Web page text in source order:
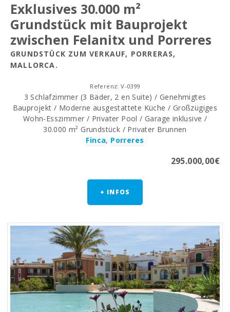
Exklusives 30.000 m²
Grundstück mit Bauprojekt
zwischen Felanitx und Porreres
GRUNDSTÜCK ZUM VERKAUF, PORRERAS,
MALLORCA.
Referenz: V-0399
3 Schlafzimmer (3 Bäder, 2 en Suite) / Genehmigtes
Bauprojekt / Moderne ausgestattete Küche / Großzügiges
Wohn-Esszimmer / Privater Pool / Garage inklusive /
30.000 m² Grundstück / Privater Brunnen
Finca, Porreres
295.000,00€
+ INFOS